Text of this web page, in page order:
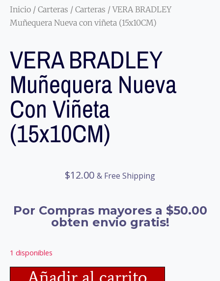
Inicio / Carteras / Carteras / VERA BRADLEY
Muñequera Nueva con viñeta (15x10CM)
VERA BRADLEY
Muñequera Nueva
Con Viñeta
(15x10CM)
$12.00 & Free Shipping
Por Compras mayores a $50.00
obten envio gratis!
1 disponibles